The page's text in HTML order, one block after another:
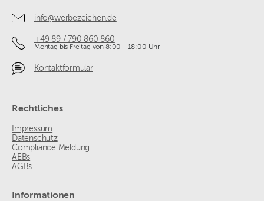
info@werbezeichen.de
+49 89 / 790 860 860
Montag bis Freitag von 8:00 - 18:00 Uhr
Kontaktformular
Rechtliches
Impressum
Datenschutz
Compliance Meldung
AEBs
AGBs
Informationen